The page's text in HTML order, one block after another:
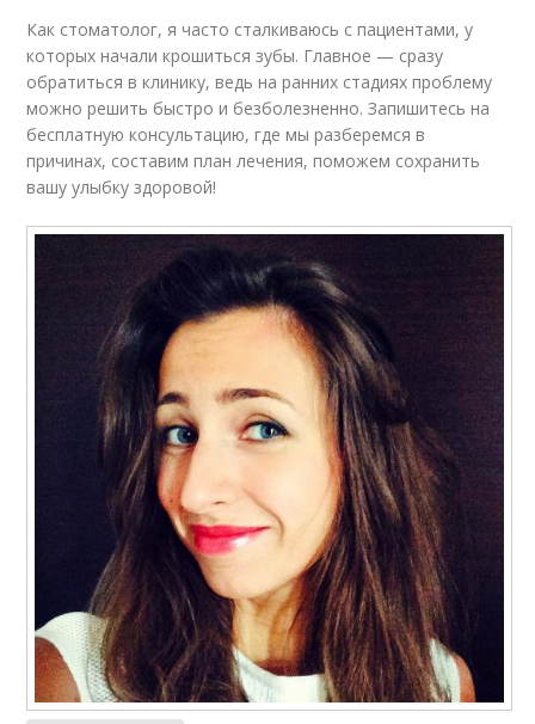
Как стоматолог, я часто сталкиваюсь с пациентами, у
которых начали крошиться зубы. Главное — сразу
обратиться в клинику, ведь на ранних стадиях проблему
можно решить быстро и безболезненно. Запишитесь на
бесплатную консультацию, где мы разберемся в
причинах, составим план лечения, поможем сохранить
вашу улыбку здоровой!